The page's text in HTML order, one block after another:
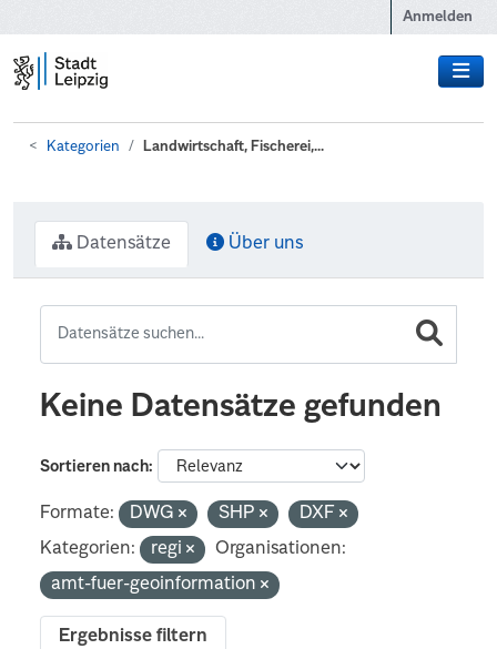
Anmelden
Kategorien Landwirtschaft, Fischerei,...
Datensätze Über uns
Keine Datensätze gefunden
Sortieren nach
Formate: DWG SHP
DXF
Kategorien:
regi
Organisationen:
amt-fuer-geoinformation
Ergebnisse filtern